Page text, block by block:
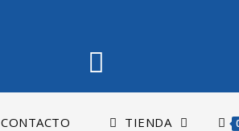
CONTACTO TIENDA